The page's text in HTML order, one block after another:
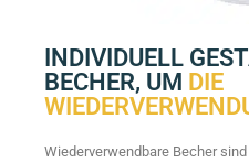
INDIVIDUELL
BECHER, UM DIE
Wiederverwendbare Becher